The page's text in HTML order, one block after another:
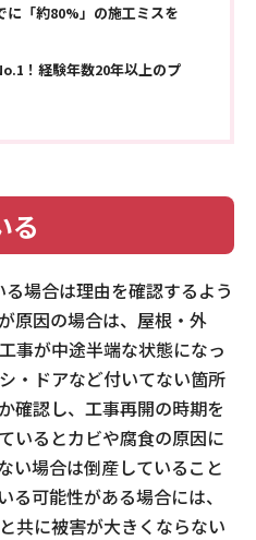
に「約80% 」の施工ミスを
！経験年数20年以上のプ
る
場合は理由を確認するよう
原因の場合は、屋根・外
事が中途半端な状態になっ
・ドアなど付いてない箇所
確認し、工事再開の時期を
いるとカビや腐食の原因に
い場合は倒産していること
る可能性がある場合には、
共に被害が大きくならない